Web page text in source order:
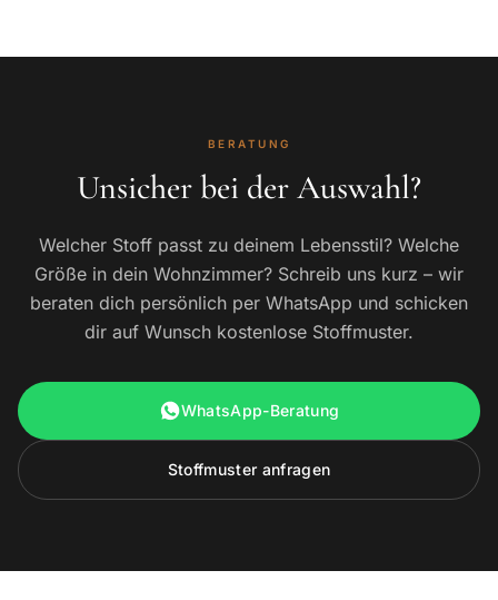
BERATUNG
Unsicher bei der Auswahl?
Welcher Stoff passt zu deinem Lebensstil? Welche
Größe in dein Wohnzimmer? Schreib uns kurz – wir
beraten dich persönlich per WhatsApp und schicken
dir auf Wunsch kostenlose Stoffmuster.
WhatsApp-Beratung
Stoffmuster anfragen